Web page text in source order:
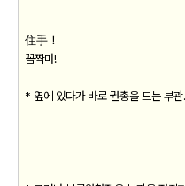
住手！
꼼짝마!
* 옆에 있다가 바로 권총을 드는 부관.